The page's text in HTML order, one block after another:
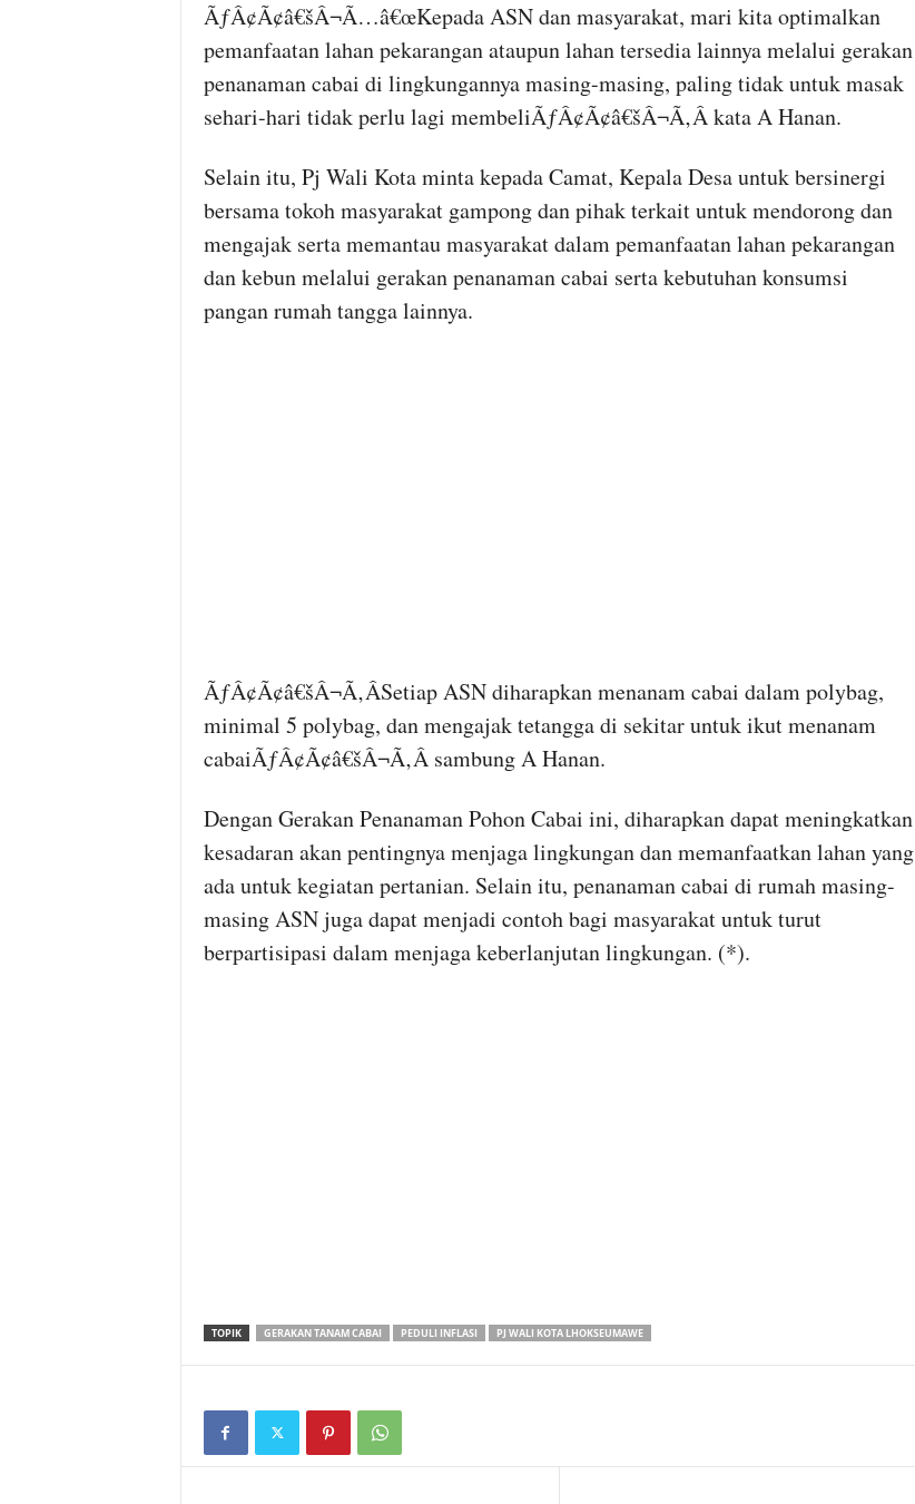
ÃƒÂ¢Ã¢â€šÂ¬Ã…â€œKepada ASN dan masyarakat, mari kita optimalkan
pemanfaatan lahan pekarangan ataupun lahan tersedia lainnya melalui gerakan
penanaman cabai di lingkungannya masing-masing, paling tidak untuk masak
sehari-hari tidak perlu lagi membeliÃƒÂ¢Ã¢â€šÂ¬Ã‚Â kata A Hanan.
Selain itu, Pj Wali Kota minta kepada Camat, Kepala Desa untuk bersinergi
bersama tokoh masyarakat gampong dan pihak terkait untuk mendorong dan
mengajak serta memantau masyarakat dalam pemanfaatan lahan pekarangan
dan kebun melalui gerakan penanaman cabai serta kebutuhan konsumsi
pangan rumah tangga lainnya.
ÃƒÂ¢Ã¢â€šÂ¬Ã‚ÂSetiap ASN diharapkan menanam cabai dalam polybag,
minimal 5 polybag, dan mengajak tetangga di sekitar untuk ikut menanam
cabaiÃƒÂ¢Ã¢â€šÂ¬Ã‚Â sambung A Hanan.
Dengan Gerakan Penanaman Pohon Cabai ini, diharapkan dapat meningkatkan
kesadaran akan pentingnya menjaga lingkungan dan memanfaatkan lahan yang
ada untuk kegiatan pertanian. Selain itu, penanaman cabai di rumah masing-
masing ASN juga dapat menjadi contoh bagi masyarakat untuk turut
berpartisipasi dalam menjaga keberlanjutan lingkungan. (*).
TOPIK GERAKAN TANAM CABAI PEDULI INFLASI PJ WALI KOTA LHOKSEUMAWE